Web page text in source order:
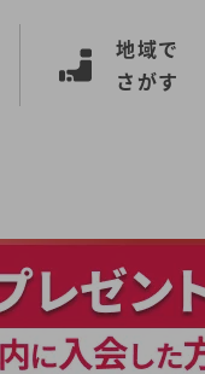
地域で
さがす